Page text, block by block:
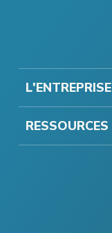
L'ENTREPRISE
RESSOURCES